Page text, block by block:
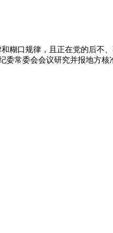
糊口规律，且正在党的后不
委常委会会议研究并报地方